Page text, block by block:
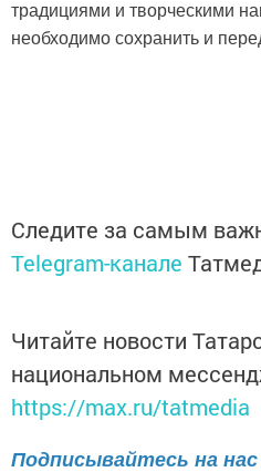
традициями и творческими
необходимо сохранить и
Следите за самым
Telegram-канале
Читайте новости
национальном
https://max.ru/tatmedia
Подписывайтесь на